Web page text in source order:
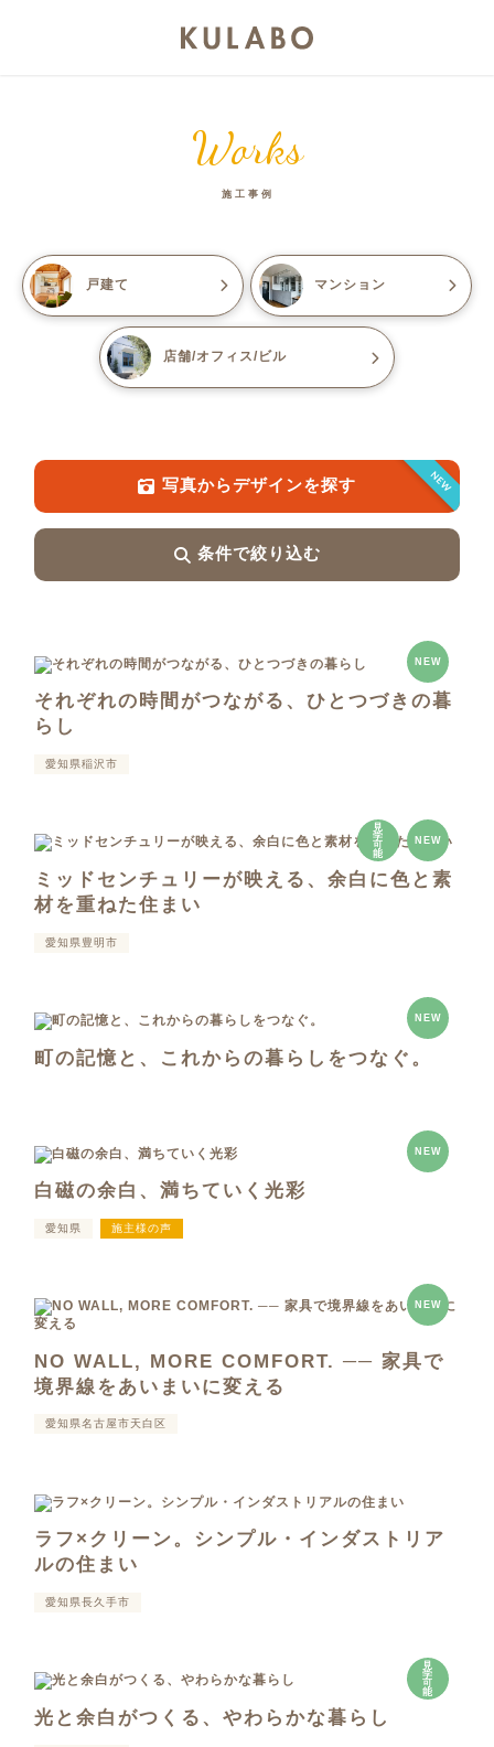
Works
施工事例
戸建て マンション
店舗/オフィス/ビル
NEW
写真からデザインを探す
条件で絞り込む
NEW
それぞれの時間がつながる、ひとつづきの暮
らし
愛知県稲沢市
見
学
可
能
NEW
ミッドセンチュリーが映える、余白に色と素
材を重ねた住まい
愛知県豊明市
NEW
町の記憶と、これからの暮らしをつなぐ。
NEW
白磁の余白、満ちていく光彩
愛知県 施主様の声
NEW
NO WALL, MORE COMFORT. ── 家具で
境界線をあいまいに変える
愛知県名古屋市天白区
ラフ×クリーン。シンプル・インダストリア
ルの住まい
愛知県長久手市
見
学
可
能
光と余白がつくる、やわらかな暮らし